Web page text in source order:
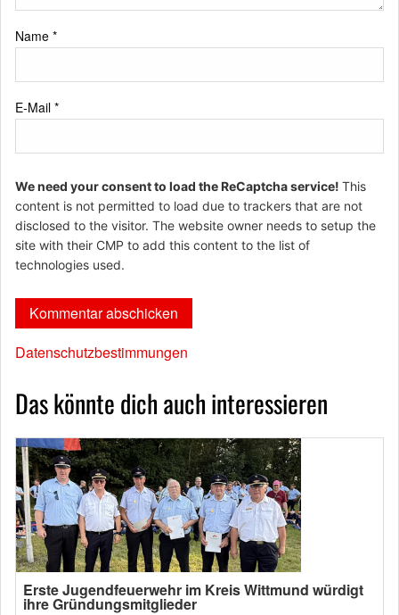
Name *
E-Mail *
We need your consent to load the ReCaptcha service! This
content is not permitted to load due to trackers that are not
disclosed to the visitor. The website owner needs to setup the
site with their CMP to add this content to the list of
technologies used.
Datenschutzbestimmungen
Das könnte dich auch interessieren
Erste Jugendfeuerwehr im Kreis Wittmund würdigt
ihre Gründungsmitglieder